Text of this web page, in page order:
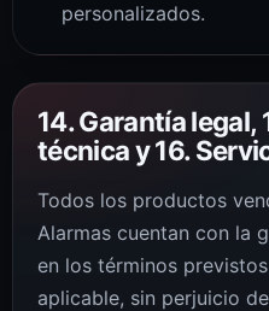
personalizados.
14. Garantía
técnica y 16.
Todos los productos
Alarmas cuentan con la
en los términos
aplicable, sin perjuicio